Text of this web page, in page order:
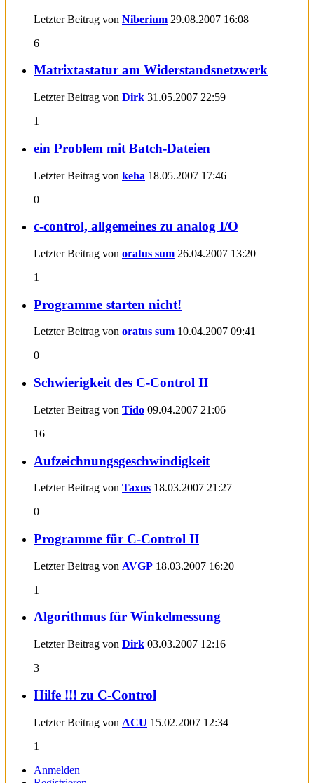
Letzter Beitrag von Niberium 29.08.2007 16:08
6
Matrixtastatur am Widerstandsnetzwerk
Letzter Beitrag von Dirk 31.05.2007 22:59
1
ein Problem mit Batch-Dateien
Letzter Beitrag von keha 18.05.2007 17:46
0
c-control, allgemeines zu analog I/O
Letzter Beitrag von oratus sum 26.04.2007 13:20
1
Programme starten nicht!
Letzter Beitrag von oratus sum 10.04.2007 09:41
0
Schwierigkeit des C-Control II
Letzter Beitrag von Tido 09.04.2007 21:06
16
Aufzeichnungsgeschwindigkeit
Letzter Beitrag von Taxus 18.03.2007 21:27
0
Programme für C-Control II
Letzter Beitrag von AVGP 18.03.2007 16:20
1
Algorithmus für Winkelmessung
Letzter Beitrag von Dirk 03.03.2007 12:16
3
Hilfe !!! zu C-Control
Letzter Beitrag von ACU 15.02.2007 12:34
1
Anmelden